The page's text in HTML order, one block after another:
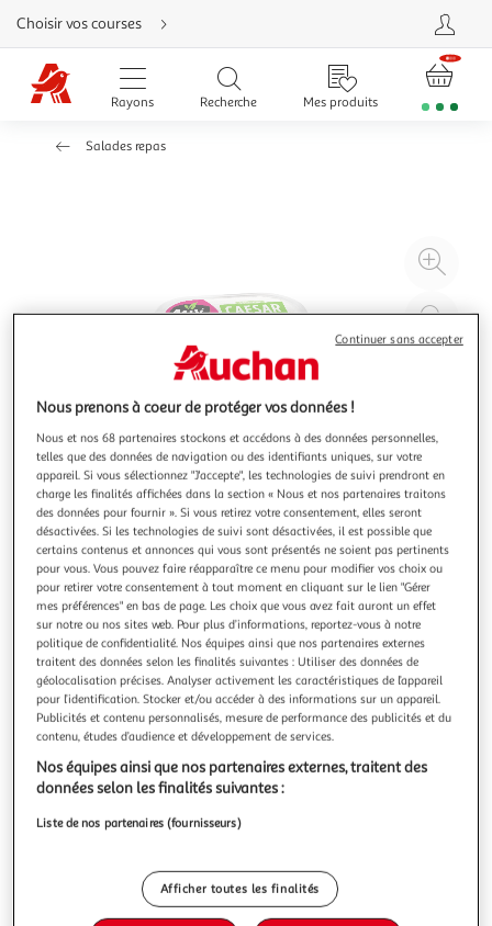
Aller
directement
au
contenu
Aller
directement
Aller
Choisir vos courses
Rayons Recherche Mes produits
Salades repas
à
Illustration
précédente
Illustration
suivante
3.7 (11)
MIX
Salade et penne caesar au poulet rôti et œuf
Mix vous a préparé une salade bol incontournable avec des
émincés de poulet rôti et notre sauce Caesar
emblématique pour plus de gourmandise et de plaisir lors
de vos pauses.
En savoir +
1 part
Vous voulez connaître le prix de ce produit ?
Afficher le prix
Nous prenons à coeur de protéger vos données !
Nous et nos 68 partenaires stockons et accédons à des données personnelles,
telles que des données de navigation ou des identifiants uniques, sur votre
appareil. Si vous sélectionnez "J'accepte", les technologies de suivi prendront en
charge les finalités affichées dans la section « Nous et nos partenaires traitons
des données pour fournir ». Si vous retirez votre consentement, elles seront
désactivées. Si les technologies de suivi sont désactivées, il est possible que
certains contenus et annonces qui vous sont présentés ne soient pas pertinents
pour vous. Vous pouvez faire réapparaître ce menu pour modifier vos choix ou
pour retirer votre consentement à tout moment en cliquant sur le lien "Gérer
mes préférences" en bas de page. Les choix que vous avez fait auront un effet
sur notre ou nos sites web. Pour plus d’informations, reportez-vous à notre
politique de confidentialité. Nos équipes ainsi que nos partenaires externes
traitent des données selon les finalités suivantes : Utiliser des données de
géolocalisation précises. Analyser activement les caractéristiques de l’appareil
pour l’identification. Stocker et/ou accéder à des informations sur un appareil.
Publicités et contenu personnalisés, mesure de performance des publicités et du
contenu, études d’audience et développement de services.
Nos équipes ainsi que nos partenaires externes, traitent des
données selon les finalités suivantes :
Liste de nos partenaires (fournisseurs)
Afficher toutes les finalités
Continuer sans accepter